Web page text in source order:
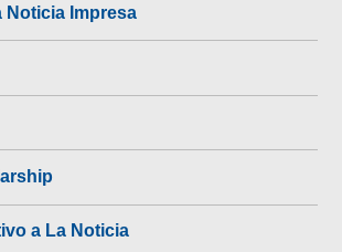
Noticia Impresa
a La Noticia